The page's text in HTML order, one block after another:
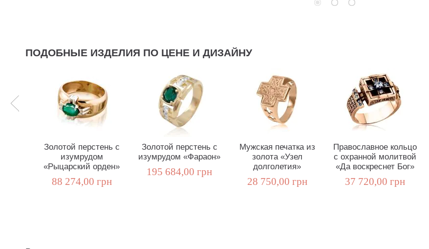
ПОДОБНЫЕ ИЗДЕЛИЯ ПО ЦЕНЕ И ДИЗАЙНУ
Золотой перстень с
изумрудом
«Рыцарский орден»
88 274,00 грн
Золотой перстень с
изумрудом «Фараон»
195 684,00 грн
Мужская печатка из
золота «Узел
долголетия»
28 750,00 грн
Православное кольцо
с охранной молитвой
«Да воскреснет Бог»
37 720,00 грн